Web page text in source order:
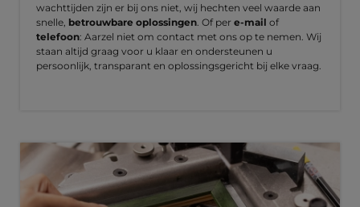
wachttijden zijn er bij ons niet, wij hechten veel waarde aan
snelle, betrouwbare oplossingen . Of per e-mail of
telefoon: Aarzel niet om contact met ons op te nemen. Wij
staan altijd graag voor u klaar en ondersteunen u
persoonlijk, transparant en oplossingsgericht bij elke vraag.